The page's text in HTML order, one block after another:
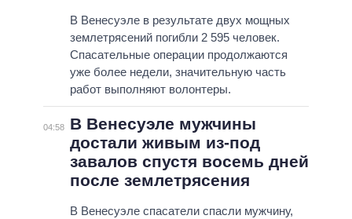
В Венесуэле в результате двух мощных
землетрясений погибли 2 595 человек.
Спасательные операции продолжаются
уже более недели, значительную часть
работ выполняют волонтеры.
04:58
В Венесуэле мужчины
достали живым из-под
завалов спустя восемь дней
после землетрясения
В Венесуэле спасатели спасли мужчину,